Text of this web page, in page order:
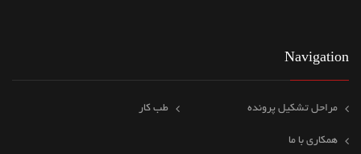
Navigation
مراحل تشکیل پرونده طب کار
همکاری با ما